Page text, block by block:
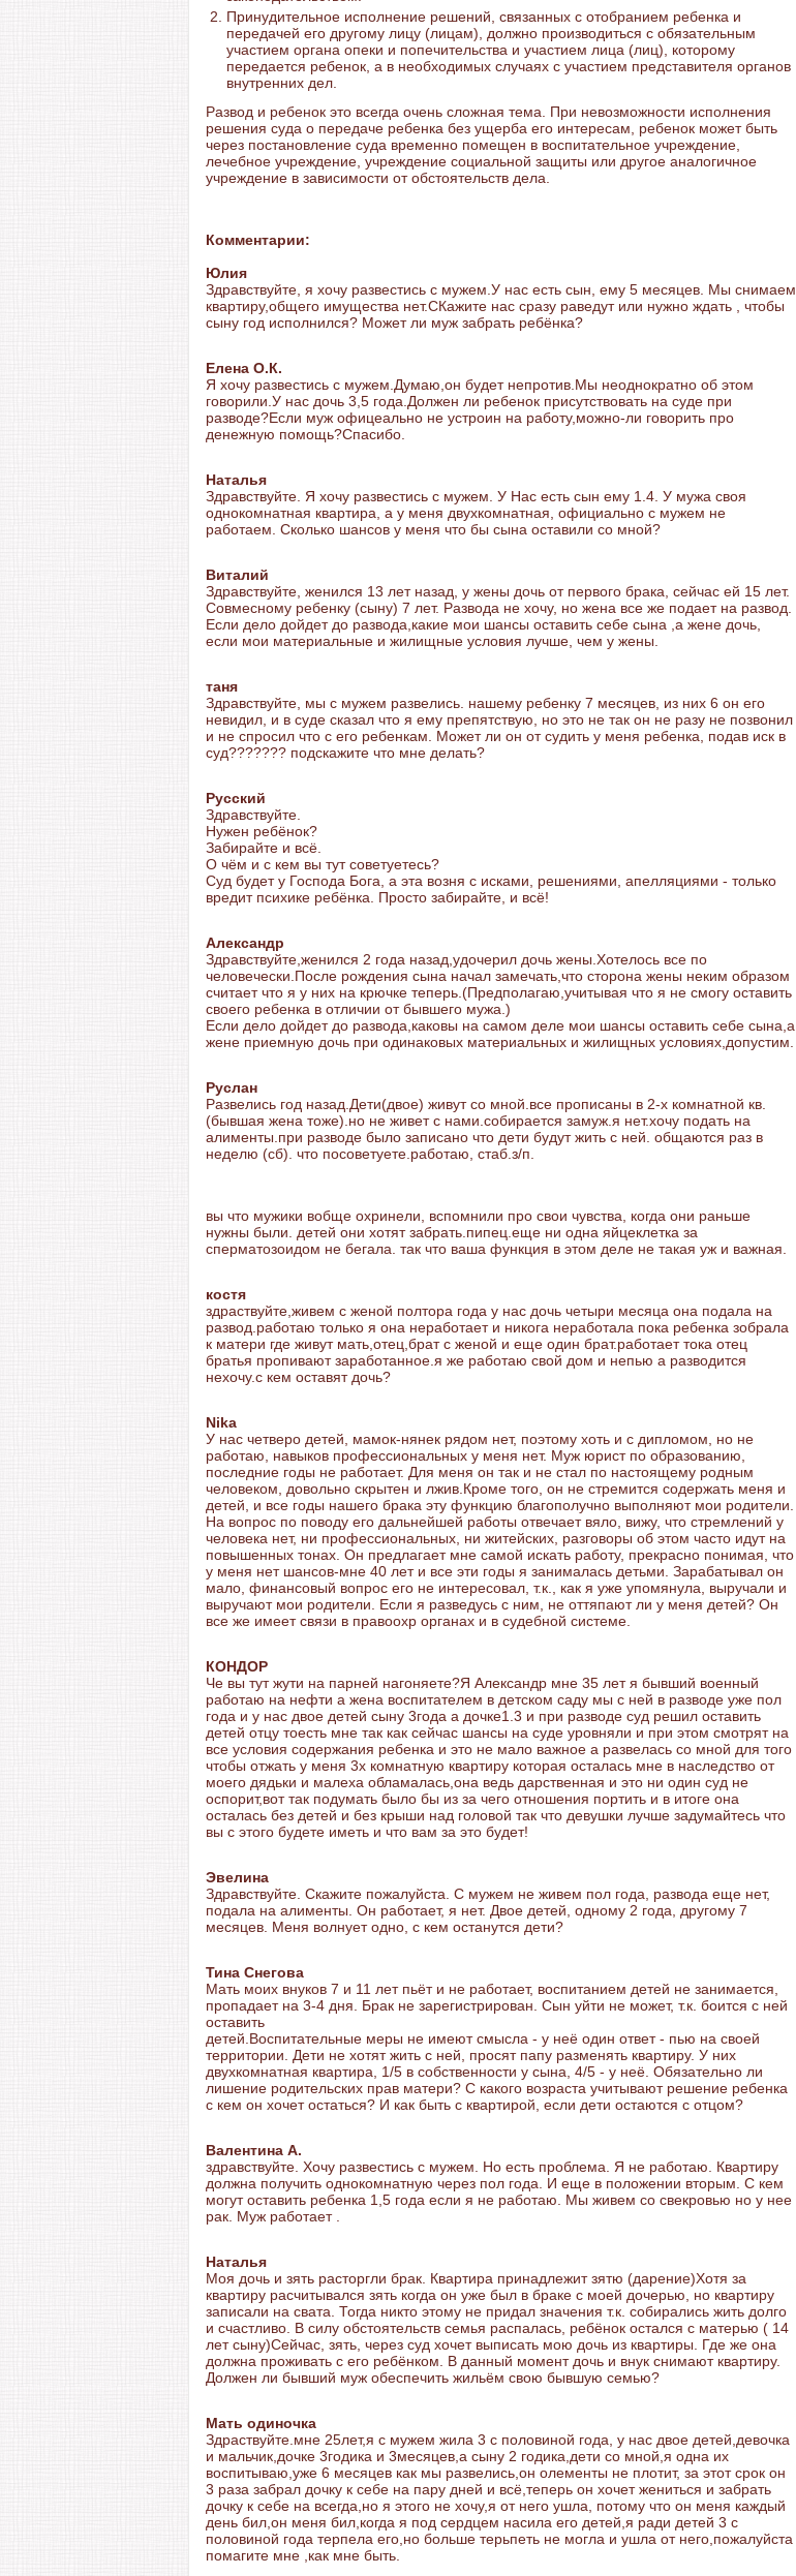
Принудительное исполнение решений, связанных с отобранием ребенка и
передачей его другому лицу (лицам), должно производиться с обязательным
участием органа опеки и попечительства и участием лица (лиц), которому
передается ребенок, а в необходимых случаях с участием представителя органов
внутренних дел.
Развод и ребенок это всегда очень сложная тема. При невозможности исполнения
решения суда о передаче ребенка без ущерба его интересам, ребенок может быть
через постановление суда временно помещен в воспитательное учреждение,
лечебное учреждение, учреждение социальной защиты или другое аналогичное
учреждение в зависимости от обстоятельств дела.
Комментарии:
Юлия
Здравствуйте, я хочу развестись с мужем.У нас есть сын, ему 5 месяцев. Мы снимаем
квартиру,общего имущества нет.СКажите нас сразу раведут или нужно ждать , чтобы
сыну год исполнился? Может ли муж забрать ребёнка?
Елена О.К.
Я хочу развестись с мужем.Думаю,он будет непротив.Мы неоднократно об этом
говорили.У нас дочь 3,5 года.Должен ли ребенок присутствовать на суде при
разводе?Если муж офицеально не устроин на работу,можно-ли говорить про
денежную помощь?Спасибо.
Наталья
Здравствуйте. Я хочу развестись с мужем. У Нас есть сын ему 1.4. У мужа своя
однокомнатная квартира, а у меня двухкомнатная, официально с мужем не
работаем. Сколько шансов у меня что бы сына оставили со мной?
Виталий
Здравствуйте, женился 13 лет назад, у жены дочь от первого брака, сейчас ей 15 лет.
Совмесному ребенку (сыну) 7 лет. Развода не хочу, но жена все же подает на развод.
Если дело дойдет до развода,какие мои шансы оставить себе сына ,а жене дочь,
если мои материальные и жилищные условия лучше, чем у жены.
таня
Здравствуйте, мы с мужем развелись. нашему ребенку 7 месяцев, из них 6 он его
невидил, и в суде сказал что я ему препятствую, но это не так он не разу не позвонил
и не спросил что с его ребенкам. Может ли он от судить у меня ребенка, подав иск в
суд??????? подскажите что мне делать?
Русский
Здравствуйте.
Нужен ребёнок?
Забирайте и всё.
О чём и с кем вы тут советуетесь?
Суд будет у Господа Бога, а эта возня с исками, решениями, апелляциями - только
вредит психике ребёнка. Просто забирайте, и всё!
Александр
Здравствуйте,женился 2 года назад,удочерил дочь жены.Хотелось все по
человечески.После рождения сына начал замечать,что сторона жены неким образом
считает что я у них на крючке теперь.(Предполагаю,учитывая что я не смогу оставить
своего ребенка в отличии от бывшего мужа.)
Если дело дойдет до развода,каковы на самом деле мои шансы оставить себе сына,а
жене приемную дочь при одинаковых материальных и жилищных условиях,допустим.
Руслан
Развелись год назад.Дети(двое) живут со мной.все прописаны в 2-х комнатной кв.
(бывшая жена тоже).но не живет с нами.собирается замуж.я нет.хочу подать на
алименты.при разводе было записано что дети будут жить с ней. общаются раз в
неделю (сб). что посоветуете.работаю, стаб.з/п.
вы что мужики вобще охринели, вспомнили про свои чувства, когда они раньше
нужны были. детей они хотят забрать.пипец.еще ни одна яйцеклетка за
сперматозоидом не бегала. так что ваша функция в этом деле не такая уж и важная.
костя
здраствуйте,живем с женой полтора года у нас дочь четыри месяца она подала на
развод.работаю только я она неработает и никога неработала пока ребенка зобрала
к матери где живут мать,отец,брат с женой и еще один брат.работает тока отец
братья пропивают заработанное.я же работаю свой дом и непью а разводится
нехочу.с кем оставят дочь?
Nika
У нас четверо детей, мамок-нянек рядом нет, поэтому хоть и с дипломом, но не
работаю, навыков профессиональных у меня нет. Муж юрист по образованию,
последние годы не работает. Для меня он так и не стал по настоящему родным
человеком, довольно скрытен и лжив.Кроме того, он не стремится содержать меня и
детей, и все годы нашего брака эту функцию благополучно выполняют мои родители.
На вопрос по поводу его дальнейшей работы отвечает вяло, вижу, что стремлений у
человека нет, ни профессиональных, ни житейских, разговоры об этом часто идут на
повышенных тонах. Он предлагает мне самой искать работу, прекрасно понимая, что
у меня нет шансов-мне 40 лет и все эти годы я занималась детьми. Зарабатывал он
мало, финансовый вопрос его не интересовал, т.к., как я уже упомянула, выручали и
выручают мои родители. Если я разведусь с ним, не оттяпают ли у меня детей? Он
все же имеет связи в правоохр органах и в судебной системе.
КОНДОР
Че вы тут жути на парней нагоняете?Я Александр мне 35 лет я бывший военный
работаю на нефти а жена воспитателем в детском саду мы с ней в разводе уже пол
года и у нас двое детей сыну 3года а дочке1.3 и при разводе суд решил оставить
детей отцу тоесть мне так как сейчас шансы на суде уровняли и при этом смотрят на
все условия содержания ребенка и это не мало важное а развелась со мной для того
чтобы отжать у меня 3х комнатную квартиру которая осталась мне в наследство от
моего дядьки и малеха обламалась,она ведь дарственная и это ни один суд не
оспорит,вот так подумать было бы из за чего отношения портить и в итоге она
осталась без детей и без крыши над головой так что девушки лучше задумайтесь что
вы с этого будете иметь и что вам за это будет!
Эвелина
Здравствуйте. Скажите пожалуйста. С мужем не живем пол года, развода еще нет,
подала на алименты. Он работает, я нет. Двое детей, одному 2 года, другому 7
месяцев. Меня волнует одно, с кем останутся дети?
Тина Снегова
Мать моих внуков 7 и 11 лет пьёт и не работает, воспитанием детей не занимается,
пропадает на 3-4 дня. Брак не зарегистрирован. Сын уйти не может, т.к. боится с ней
оставить
детей.Воспитательные меры не имеют смысла - у неё один ответ - пью на своей
территории. Дети не хотят жить с ней, просят папу разменять квартиру. У них
двухкомнатная квартира, 1/5 в собственности у сына, 4/5 - у неё. Обязательно ли
лишение родительских прав матери? С какого возраста учитывают решение ребенка
с кем он хочет остаться? И как быть с квартирой, если дети остаются с отцом?
Валентина А.
здравствуйте. Хочу развестись с мужем. Но есть проблема. Я не работаю. Квартиру
должна получить однокомнатную через пол года. И еще в положении вторым. С кем
могут оставить ребенка 1,5 года если я не работаю. Мы живем со свекровью но у нее
рак. Муж работает .
Наталья
Моя дочь и зять расторгли брак. Квартира принадлежит зятю (дарение)Хотя за
квартиру расчитывался зять когда он уже был в браке с моей дочерью, но квартиру
записали на свата. Тогда никто этому не придал значения т.к. собирались жить долго
и счастливо. В силу обстоятельств семья распалась, ребёнок остался с матерью ( 14
лет сыну)Сейчас, зять, через суд хочет выписать мою дочь из квартиры. Где же она
должна проживать с его ребёнком. В данный момент дочь и внук снимают квартиру.
Должен ли бывший муж обеспечить жильём свою бывшую семью?
Мать одиночка
Здраствуйте.мне 25лет,я с мужем жила 3 с половиной года, у нас двое детей,девочка
и мальчик,дочке 3годика и 3месяцев,а сыну 2 годика,дети со мной,я одна их
воспитываю,уже 6 месяцев как мы развелись,он олементы не плотит, за этот срок он
3 раза забрал дочку к себе на пару дней и всё,теперь он хочет жениться и забрать
дочку к себе на всегда,но я этого не хочу,я от него ушла, потому что он меня каждый
день бил,он меня бил,когда я под сердцем насила его детей,я ради детей 3 с
половиной года терпела его,но больше терьпеть не могла и ушла от него,пожалуйста
помагите мне ,как мне быть.